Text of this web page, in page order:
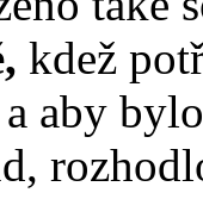
kdež
a aby